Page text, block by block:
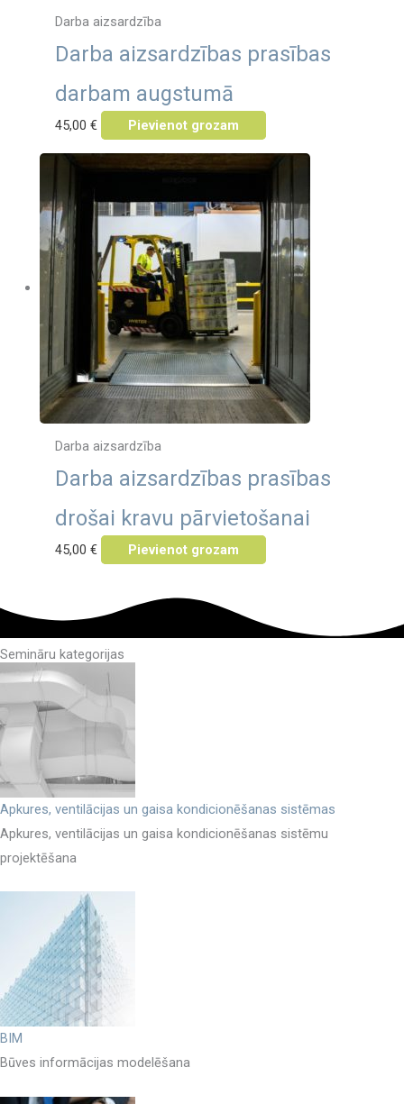
Darba aizsardzība
Darba aizsardzības prasības
darbam augstumā
45,00€ Pievienot grozam
Darba aizsardzība
Darba aizsardzības prasības
drošai kravu pārvietošanai
45,00€ Pievienot grozam
Semināru kategorijas
Apkures, ventilācijas un gaisa kondicionēšanas sistēmas
Apkures, ventilācijas un gaisa kondicionēšanas sistēmu
projektēšana
BIM
Būves informācijas modelēšana